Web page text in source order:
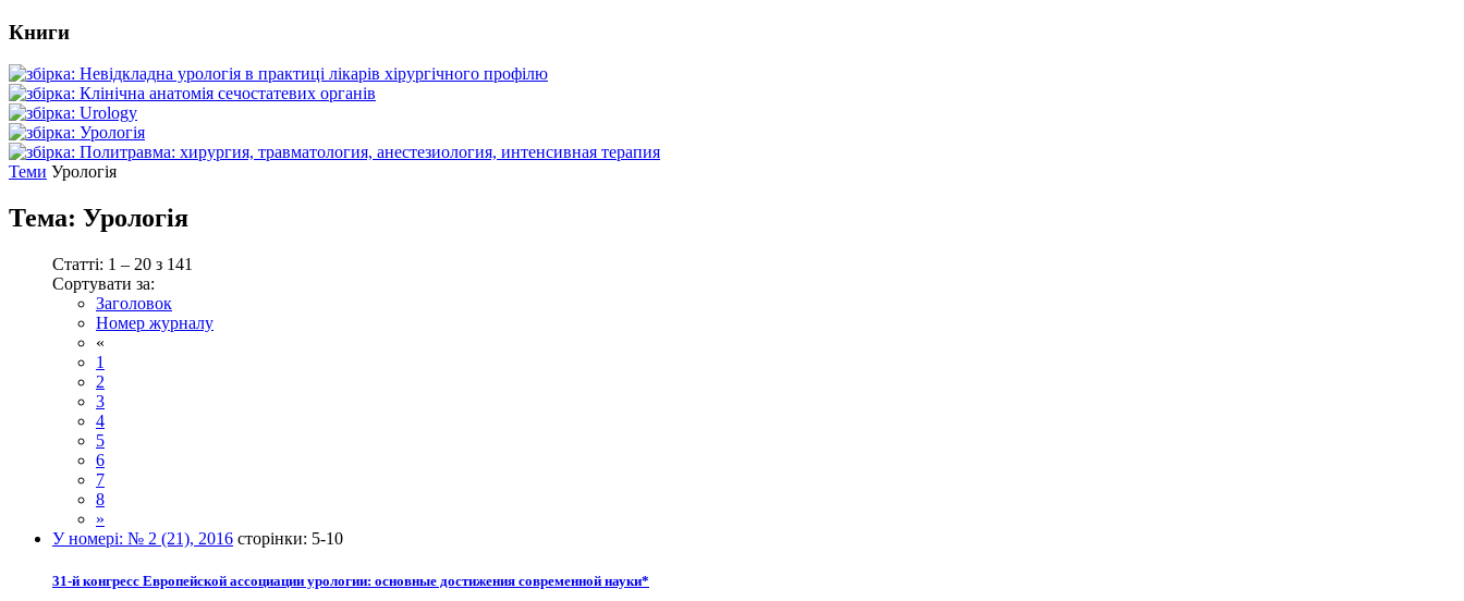
Книги
Теми Урологія
Тема: Урологія
Статті: 1 – 20 з 141
Сортувати за:
Заголовок
Номер журналу
«
1
2
3
4
5
6
7
8
»
У номері: № 2 (21), 2016 сторінки: 5-10
31-й конгресс Европейской ассоциации урологии: основные достижения современной науки*